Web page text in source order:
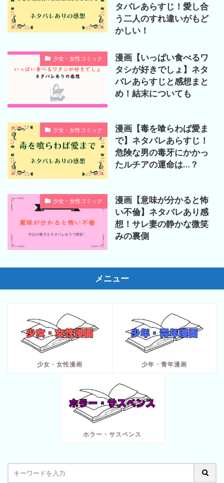
タバレあらすじ！愛し合
う二人のすれ違いがもど
かしい！
少女・女性コミック
漫画【いっぱい食べるワ
タシが好きでしょ】ネタ
バレあらすじと感想まと
め！結末についても
少女・女性コミック
漫画【毒を喰らわば愛ま
で】ネタバレあらすじ！
危険な男の毒牙にかかっ
たルチアの運命は…？
少女・女性コミック
漫画【意味が分かると怖
い不倫】ネタバレあり感
想！サレ妻の静かな微笑
みの裏側
メニュー
少女・女性漫画 少年・青年漫画
ホラー・サスペンス